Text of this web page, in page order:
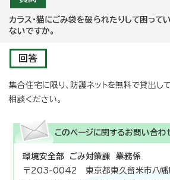
カラス・猫にごみ袋を破られたりして困って
ないですか。
回答
集合住宅に限り、防護ネットを無料で貸出し
相談ください。
このページに関するお問い合わ
環境安全部 ごみ対策課 業務係
〒203-0042 東京都東久留米市八